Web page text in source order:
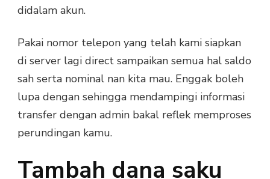
didalam akun.
Pakai nomor telepon yang telah kami siapkan
di server lagi direct sampaikan semua hal saldo
sah serta nominal nan kita mau. Enggak boleh
lupa dengan sehingga mendampingi informasi
transfer dengan admin bakal reflek memproses
perundingan kamu.
Tambah dana saku